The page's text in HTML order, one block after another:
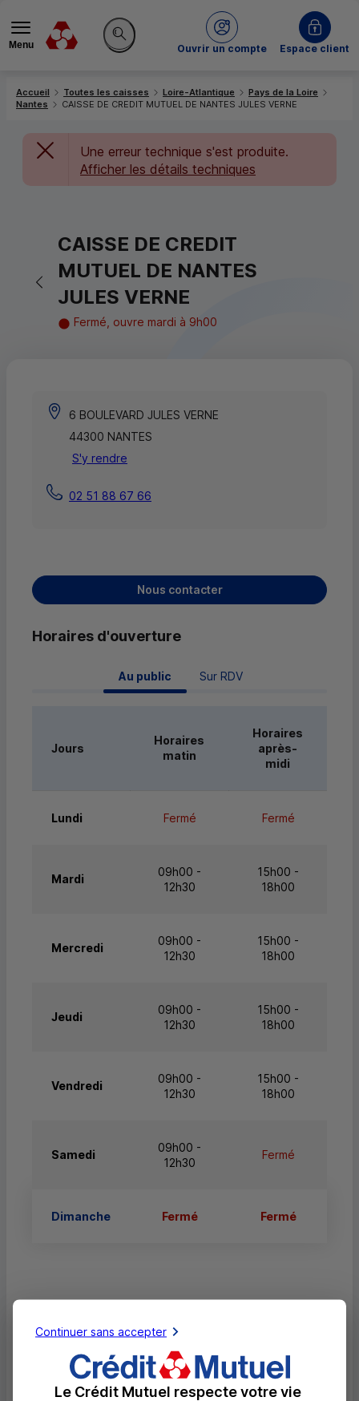
Menu
Rechercher sur le site
Ouvrir un compte
du Crédit MutuelEspace client
Accueil Toutes les caisses Loire-Atlantique
Pays de la Loire
Nantes
CAISSE DE CREDIT MUTUEL DE NANTES JULES VERNE
Une erreur technique s'est produite.
Afficher les détails techniques
Retour vers la page précédente
CAISSE DE CREDIT
MUTUEL DE NANTES
JULES VERNE
Fermé, ouvre mardi à 9h00
6 BOULEVARD JULES VERNE
44300 NANTES
S'y rendre
02 51 88 67 66
Nous contacter
Horaires d'ouverture
Au public Sur RDV
Jours
Horaires
matin
Horaires
après-
midi
Lundi Fermé Fermé
Mardi
09h00 -
12h30
15h00 -
18h00
Mercredi
09h00 -
12h30
15h00 -
18h00
Jeudi
09h00 -
12h30
15h00 -
18h00
Vendredi
09h00 -
12h30
15h00 -
18h00
Samedi
09h00 -
12h30
Fermé
Dimanche Fermé Fermé
Retrait de billets EUR
Dépôt valorisé de billets EUR
Continuer sans accepter
Le Crédit Mutuel respecte votre vie